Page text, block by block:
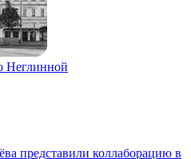
Неглинной
представили коллаборацию в